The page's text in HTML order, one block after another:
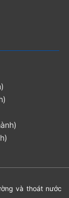
và thoát nước